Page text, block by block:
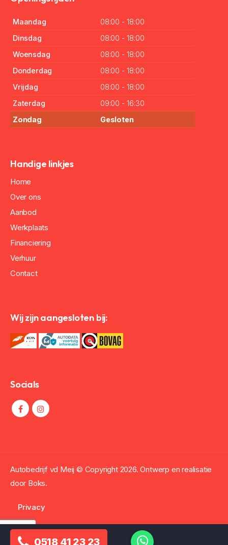
0518 41 23 23
Maandag
08:00 - 18:00
Dinsdag
08:00 - 18:00
Woensdag
08:00 - 18:00
Donderdag
08:00 - 18:00
Vrijdag
08:00 - 18:00
Zaterdag
09:00 - 16:30
Zondag
Gesloten
Handige linkjes
Home
Over ons
Aanbod
Werkplaats
Financiering
Verhuur
Contact
Wij zijn aangesloten bij:
Socials
Autobedrijf vd Meij © Copyright 2026. Ontwerp en realisatie
door Boks.
Privacy